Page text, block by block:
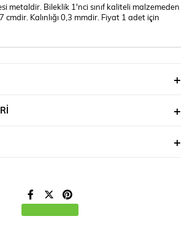
metaldir. Bileklik 1'nci sınıf kaliteli malzemeden
cmdir. Kalınlığı 0,3 mmdir. Fiyat 1 adet için